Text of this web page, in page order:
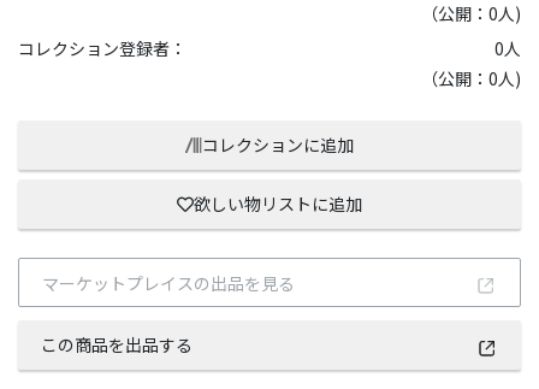
（公開：0人)
コレクション登録者：
0人
（公開：0人)
コレクションに追加
欲しい物リストに追加
マーケットプレイスの出品を見る
この商品を出品する